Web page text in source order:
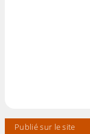
Publié sur le site